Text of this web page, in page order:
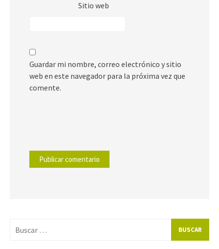
Sitio web
Guardar mi nombre, correo electrónico y sitio
web en este navegador para la próxima vez que
comente.
por: